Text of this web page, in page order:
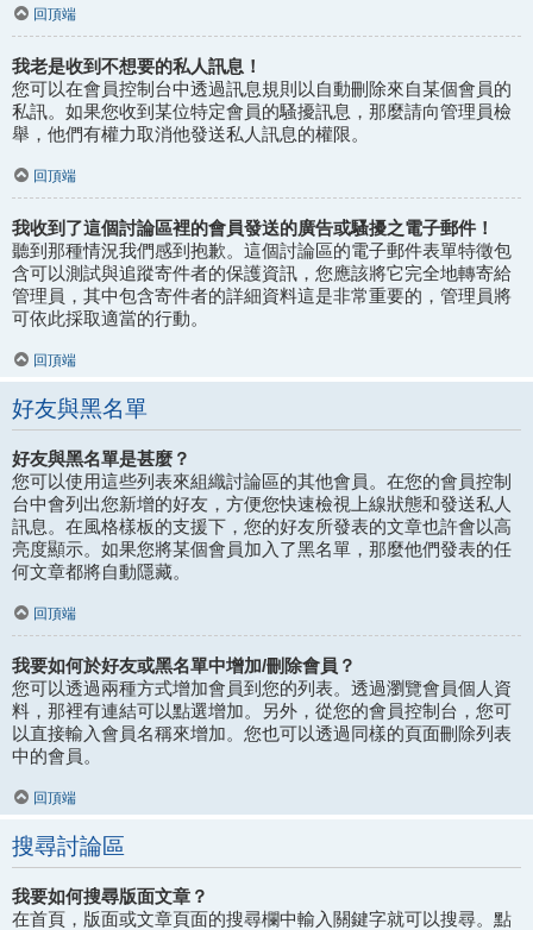
回頂端
我老是收到不想要的私人訊息！
您可以在會員控制台中透過訊息規則以自動刪除來自某個會員的
私訊。如果您收到某位特定會員的騷擾訊息，那麼請向管理員檢
舉，他們有權力取消他發送私人訊息的權限。
回頂端
我收到了這個討論區裡的會員發送的廣告或騷擾之電子郵件！
聽到那種情況我們感到抱歉。這個討論區的電子郵件表單特徵包
含可以測試與追蹤寄件者的保護資訊，您應該將它完全地轉寄給
管理員，其中包含寄件者的詳細資料這是非常重要的，管理員將
可依此採取適當的行動。
回頂端
好友與黑名單
好友與黑名單是甚麼？
您可以使用這些列表來組織討論區的其他會員。在您的會員控制
台中會列出您新增的好友，方便您快速檢視上線狀態和發送私人
訊息。在風格樣板的支援下，您的好友所發表的文章也許會以高
亮度顯示。如果您將某個會員加入了黑名單，那麼他們發表的任
何文章都將自動隱藏。
回頂端
我要如何於好友或黑名單中增加/刪除會員？
您可以透過兩種方式增加會員到您的列表。透過瀏覽會員個人資
料，那裡有連結可以點選增加。另外，從您的會員控制台，您可
以直接輸入會員名稱來增加。您也可以透過同樣的頁面刪除列表
中的會員。
回頂端
搜尋討論區
我要如何搜尋版面文章？
在首頁，版面或文章頁面的搜尋欄中輸入關鍵字就可以搜尋。點